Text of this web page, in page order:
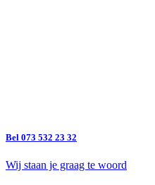
Bel 073 532 23 32
Wij staan je graag te woord